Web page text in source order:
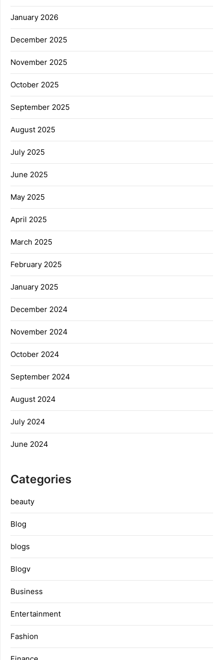
January 2026
December 2025
November 2025
October 2025
September 2025
August 2025
July 2025
June 2025
May 2025
April 2025
March 2025
February 2025
January 2025
December 2024
November 2024
October 2024
September 2024
August 2024
July 2024
June 2024
Categories
beauty
Blog
blogs
Blogv
Business
Entertainment
Fashion